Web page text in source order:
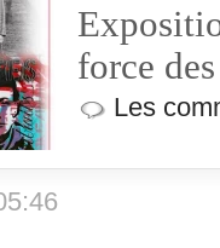
force
Les